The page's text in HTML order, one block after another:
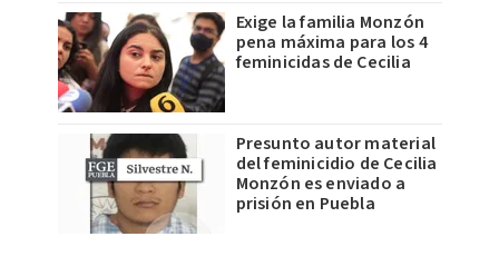
Exige la familia Monzón
pena máxima para los 4
feminicidas de Cecilia
Presunto autor material
del feminicidio de Cecilia
Monzón es enviado a
prisión en Puebla